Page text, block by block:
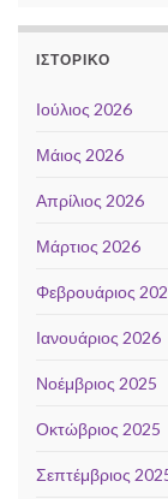
ΙΣΤΟΡΙΚΌ
Ιούλιος 2026
Μάιος 2026
Απρίλιος 2026
Μάρτιος 2026
Φεβρουάριος
Ιανουάριος 2026
Νοέμβριος 2025
Οκτώβριος 2025
Σεπτέμβριος